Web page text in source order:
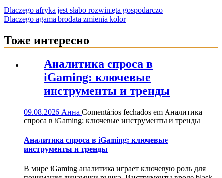
Dlaczego afryka jest słabo rozwinięta gospodarczo
Dlaczego agama brodata zmienia kolor
Тоже интересно
Аналитика спроса в
iGaming: ключевые
инструменты и тренды
09.08.2026 Анна Comentários fechados em Аналитика
спроса в iGaming: ключевые инструменты и тренды
Аналитика спроса в iGaming: ключевые
инструменты и тренды
В мире iGaming аналитика играет ключевую роль для